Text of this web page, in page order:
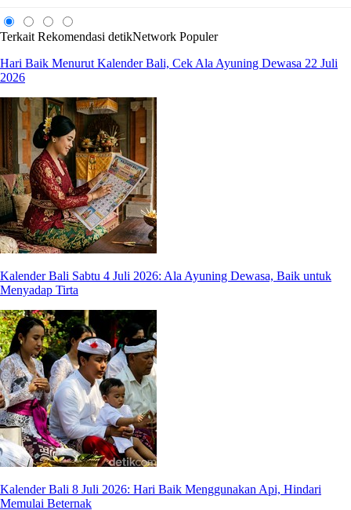
Terkait Rekomendasi detikNetwork Populer
Hari Baik Menurut Kalender Bali, Cek Ala Ayuning Dewasa 22 Juli
2026
Kalender Bali Sabtu 4 Juli 2026: Ala Ayuning Dewasa, Baik untuk
Menyadap Tirta
Kalender Bali 8 Juli 2026: Hari Baik Menggunakan Api, Hindari
Memulai Beternak